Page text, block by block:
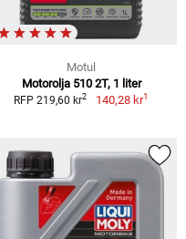
Motul
Motorolja 510 2T, 1 liter
RFP 219,60 kr2 140,28 kr1